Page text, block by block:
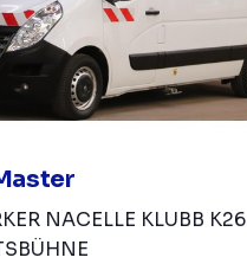
NACELLE KLUBB K26